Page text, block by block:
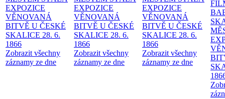
EXPOZICE
VĚNOVANÁ
BITVĚ U ČESKÉ
SKALICE 28. 6.
1866
Zobrazit všechny
záznamy ze dne
EXPOZICE
VĚNOVANÁ
BITVĚ U ČESKÉ
SKALICE 28. 6.
1866
Zobrazit všechny
záznamy ze dne
EXPOZICE
VĚNOVANÁ
BITVĚ U ČESKÉ
SKALICE 28. 6.
1866
Zobrazit všechny
záznamy ze dne